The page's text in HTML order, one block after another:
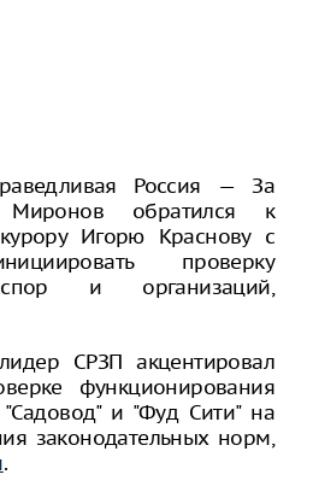
Россия — За
Миронов обратился к
Игорю Краснову с
проверку
и организаций,
СРЗП акцентировал
функционирования
"Садовод" и "Фуд Сити" на
законодательных норм,
.